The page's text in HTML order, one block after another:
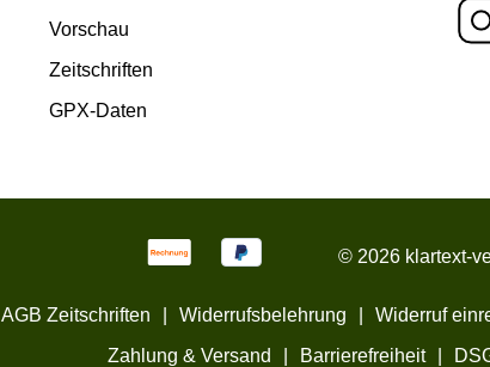
Vorschau
Zeitschriften
GPX-Daten
© 2026 klartext-
AGB Zeitschriften Widerrufsbelehrung Widerruf
Zahlung & Versand
Barrierefreiheit